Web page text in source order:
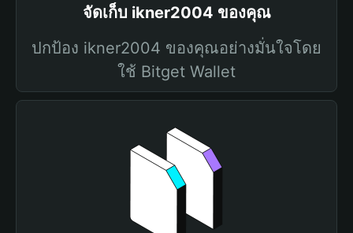
จัดเก็บ ikner2004 ของคุณ
ปกป้อง ikner2004 ของคุณอย่างมั่นใจโดย
ใช้ Bitget Wallet